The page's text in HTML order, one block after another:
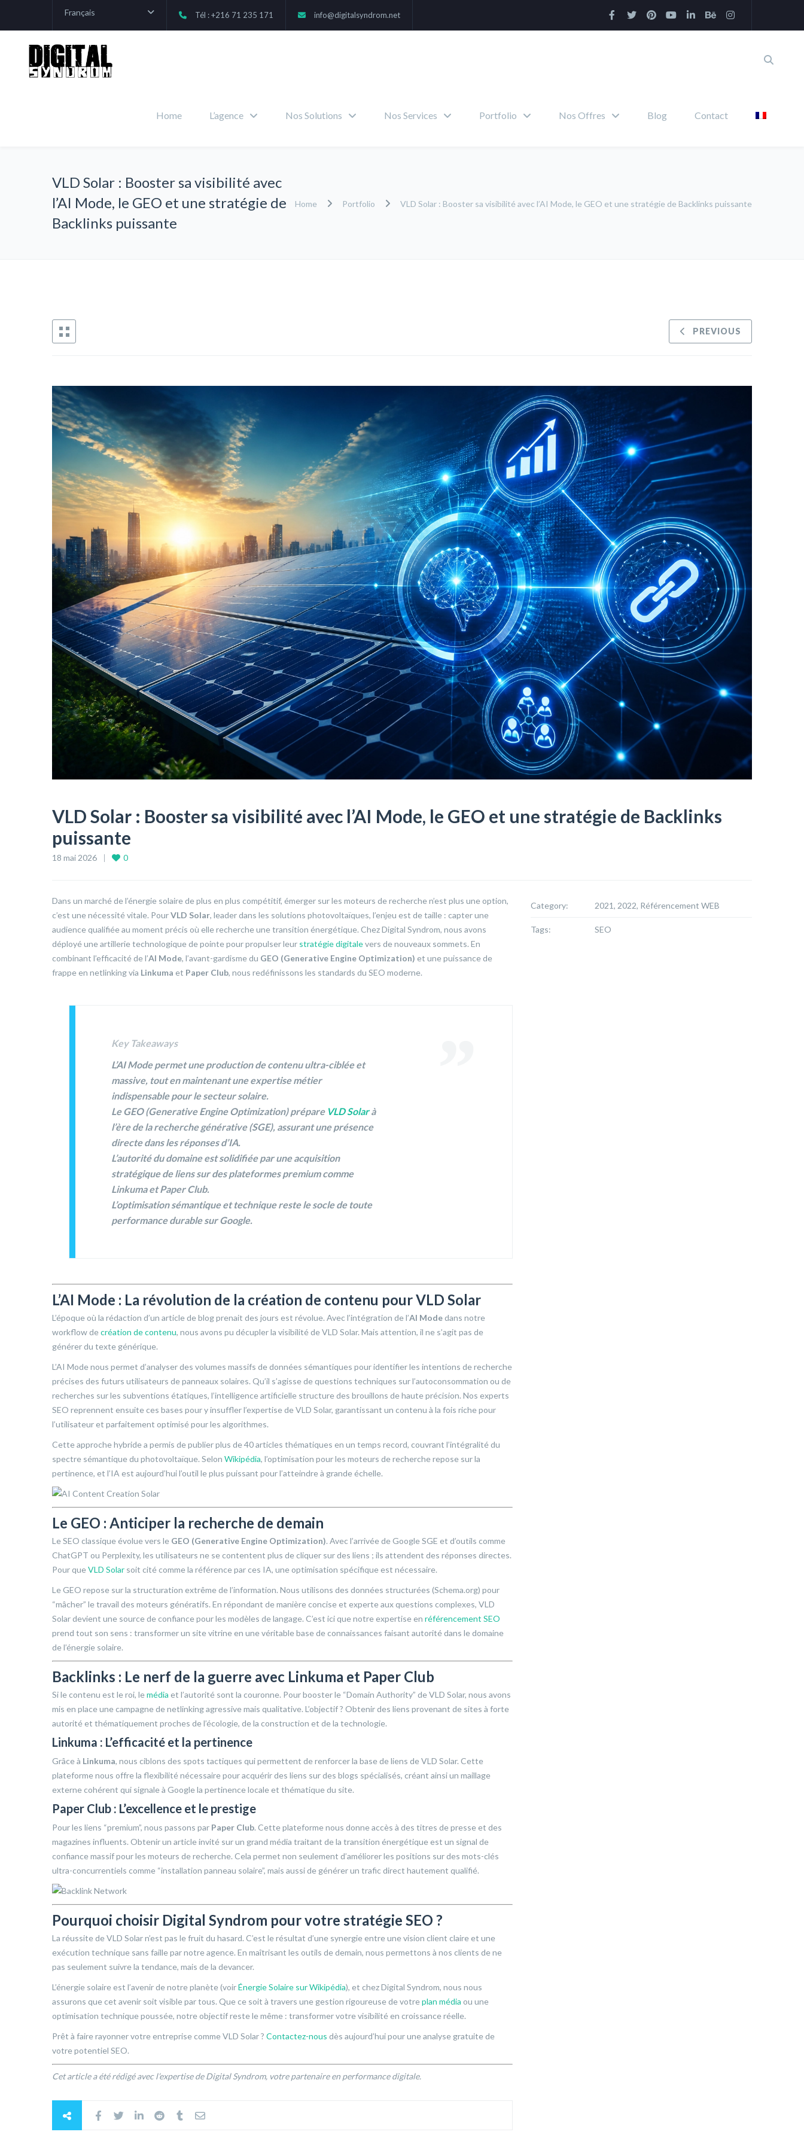
Français Tél : +216 71 235 171 info@digitalsyndrom.net
Home L’agence Nos Solutions Nos Services Portfolio Nos Offres Blog Contact
VLD Solar : Booster sa visibilité avec
l’AI Mode, le GEO et une stratégie de
Backlinks puissante
Home Portfolio VLD Solar : Booster sa visibilité avec l’AI Mode, le GEO et une stratégie de Backlinks puissante
PREVIOUS
VLD Solar : Booster sa visibilité avec l’AI Mode, le GEO et une stratégie de Backlinks
puissante
18 mai 2026 0
Dans un marché de l’énergie solaire de plus en plus compétitif, émerger sur les moteurs de recherche n’est plus une option,
c’est une nécessité vitale. PourVLD Solar, leader dans les solutions photovoltaïques, l’enjeu est de taille : capter une
audience qualifiée au moment précis où elle recherche une transition énergétique. Chez Digital Syndrom, nous avons
déployé une artillerie technologique de pointe pour propulser leur stratégie digitalevers de nouveaux sommets. En
combinant l’efficacité de l’AI Mode, l’avant-gardisme du GEO (Generative Engine Optimization) et une puissance de
frappe en netlinking via Linkuma et Paper Club, nous redéfinissons les standards du SEO moderne.
Key Takeaways
L’AI Modepermet une production de contenu ultra-ciblée et
massive, tout en maintenant une expertise métier
indispensable pour le secteur solaire.
Le GEO (Generative Engine Optimization)prépare VLD Solarà
l’ère de la recherche générative (SGE), assurant une présence
directe dans les réponses d’IA.
L’autorité du domaineest solidifiée par une acquisition
stratégique de liens sur des plateformes premium comme
LinkumaetPaper Club.
L’optimisation sémantiqueet technique reste le socle de toute
performance durable sur Google.
L’AI Mode : La révolution de la création de contenu pour VLD Solar
L’époque où la rédaction d’un article de blog prenait des jours est révolue. Avec l’intégration de l’AI Modedans notre
workflow decréation de contenu, nous avons pu décupler la visibilité de VLD Solar. Mais attention, il ne s’agit pas de
générer du texte générique.
L’AI Mode nous permet d’analyser des volumes massifs de données sémantiques pour identifier les intentions de recherche
précises des futurs utilisateurs de panneaux solaires. Qu’il s’agisse de questions techniques sur l’autoconsommation ou de
recherches sur les subventions étatiques, l’intelligence artificielle structure des brouillons de haute précision. Nos experts
SEO reprennent ensuite ces bases pour y insuffler l’expertise de VLD Solar, garantissant un contenu à la fois riche pour
l’utilisateur et parfaitement optimisé pour les algorithmes.
Cette approche hybride a permis de publier plus de 40 articles thématiques en un temps record, couvrant l’intégralité du
spectre sémantique du photovoltaïque. Selon Wikipédia, l’optimisation pour les moteurs de recherche repose sur la
pertinence, et l’IA est aujourd’hui l’outil le plus puissant pour l’atteindre à grande échelle.
Le GEO : Anticiper la recherche de demain
Le SEO classique évolue vers le GEO (Generative Engine Optimization). Avec l’arrivée de Google SGE et d’outils comme
ChatGPT ou Perplexity, les utilisateurs ne se contentent plus de cliquer sur des liens ; ils attendent des réponses directes.
Pour queVLD Solar soit cité comme la référence par ces IA, une optimisation spécifique est nécessaire.
Le GEO repose sur la structuration extrême de l’information. Nous utilisons des données structurées (Schema.org) pour
“mâcher” le travail des moteurs génératifs. En répondant de manière concise et experte aux questions complexes, VLD
Solar devient une source de confiance pour les modèles de langage. C’est ici que notre expertise en référencement SEO
prend tout son sens : transformer un site vitrine en une véritable base de connaissances faisant autorité dans le domaine
de l’énergie solaire.
Backlinks : Le nerf de la guerre avec Linkuma et Paper Club
Si le contenu est le roi, lemédia et l’autorité sont la couronne. Pour booster le “Domain Authority” de VLD Solar, nous avons
mis en place une campagne de netlinking agressive mais qualitative. L’objectif ? Obtenir des liens provenant de sites à forte
autorité et thématiquement proches de l’écologie, de la construction et de la technologie.
Linkuma : L’efficacité et la pertinence
Grâce à Linkuma, nous ciblons des spots tactiques qui permettent de renforcer la base de liens de VLD Solar. Cette
plateforme nous offre la flexibilité nécessaire pour acquérir des liens sur des blogs spécialisés, créant ainsi un maillage
externe cohérent qui signale à Google la pertinence locale et thématique du site.
Paper Club : L’excellence et le prestige
Pour les liens “premium”, nous passons par Paper Club. Cette plateforme nous donne accès à des titres de presse et des
magazines influents. Obtenir un article invité sur un grand média traitant de la transition énergétique est un signal de
confiance massif pour les moteurs de recherche. Cela permet non seulement d’améliorer les positions sur des mots-clés
ultra-concurrentiels comme “installation panneau solaire”, mais aussi de générer un trafic direct hautement qualifié.
Pourquoi choisir Digital Syndrom pour votre stratégie SEO ?
La réussite de VLD Solar n’est pas le fruit du hasard. C’est le résultat d’une synergie entre une vision client claire et une
exécution technique sans faille par notre agence. En maîtrisant les outils de demain, nous permettons à nos clients de ne
pas seulement suivre la tendance, mais de la devancer.
L’énergie solaire est l’avenir de notre planète (voirÉnergie Solaire sur Wikipédia), et chez Digital Syndrom, nous nous
assurons que cet avenir soit visible par tous. Que ce soit à travers une gestion rigoureuse de votreplan média ou une
optimisation technique poussée, notre objectif reste le même : transformer votre visibilité en croissance réelle.
Prêt à faire rayonner votre entreprise comme VLD Solar ? Contactez-nous dès aujourd’hui pour une analyse gratuite de
votre potentiel SEO.
Cet article a été rédigé avec l’expertise de Digital Syndrom, votre partenaire en performance digitale.
Category: 2021, 2022, Référencement WEB
Tags: SEO